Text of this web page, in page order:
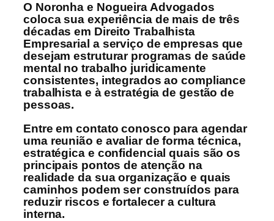
O Noronha e Nogueira Advogados
coloca sua experiência de mais de três
décadas em Direito Trabalhista
Empresarial a serviço de empresas que
desejam estruturar programas de saúde
mental no trabalho juridicamente
consistentes, integrados ao compliance
trabalhista e à estratégia de gestão de
pessoas.
Entre em contato conosco para agendar
uma reunião e avaliar de forma técnica,
estratégica e confidencial quais são os
principais pontos de atenção na
realidade da sua organização e quais
caminhos podem ser construídos para
reduzir riscos e fortalecer a cultura
interna.